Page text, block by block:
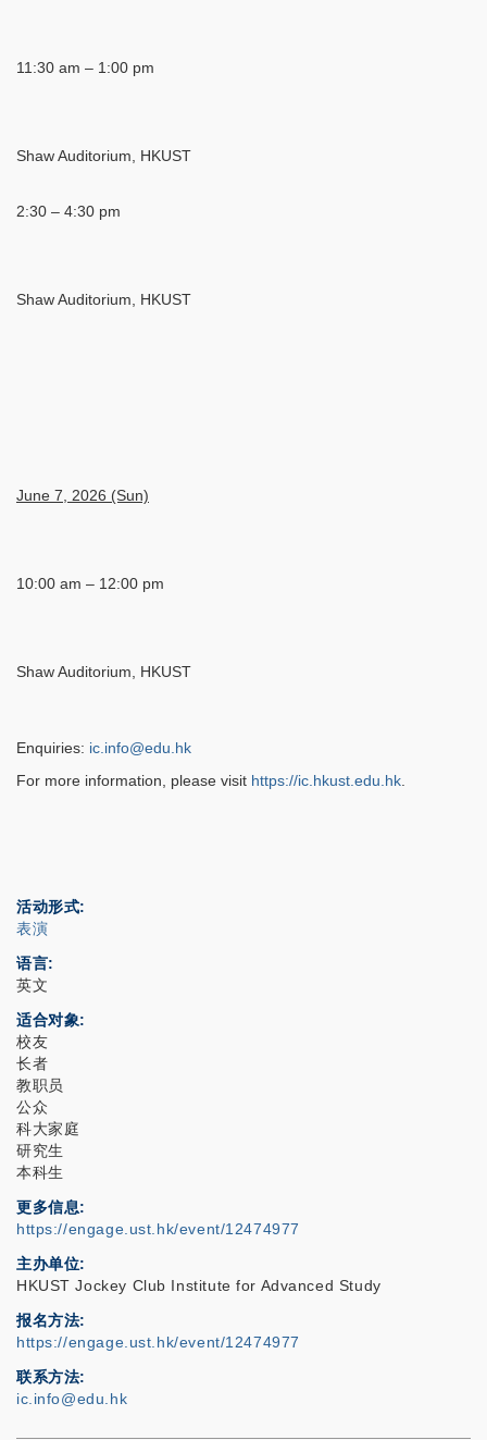
11:30 am – 1:00 pm
Shaw Auditorium, HKUST
2:30 – 4:30 pm
Shaw Auditorium, HKUST
June 7, 2026 (Sun)
10:00 am – 12:00 pm
Shaw Auditorium, HKUST
Enquiries: ic.info@edu.hk
For more information, please visit https://ic.hkust.edu.hk.
活动形式
表演
语言
英文
适合对象
校友
长者
教职员
公众
科大家庭
研究生
本科生
更多信息
https://engage.ust.hk/event/12474977
主办单位
HKUST Jockey Club Institute for Advanced Study
报名方法
https://engage.ust.hk/event/12474977
联系方法
ic.info@edu.hk